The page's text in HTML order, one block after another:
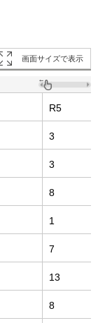
画面サイズで表示
R5
3
3
8
1
7
13
8